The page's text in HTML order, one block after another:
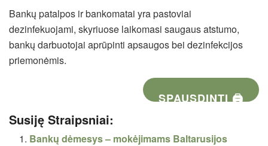
Bankų patalpos ir bankomatai yra pastoviai
dezinfekuojami, skyriuose laikomasi saugaus atstumo,
bankų darbuotojai aprūpinti apsaugos bei dezinfekcijos
priemonėmis.
SPAUSDINTI 🖨
Susiję Straipsniai:
Bankų dėmesys – mokėjimams Baltarusijos